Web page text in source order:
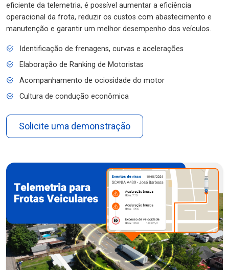
eficiente da telemetria, é possível aumentar a eficiência
operacional da frota, reduzir os custos com abastecimento e
manutenção e garantir um melhor desempenho dos veículos.
Identificação de frenagens, curvas e acelerações
Elaboração de Ranking de Motoristas
Acompanhamento de ociosidade do motor
Cultura de condução econômica
Solicite uma demonstração